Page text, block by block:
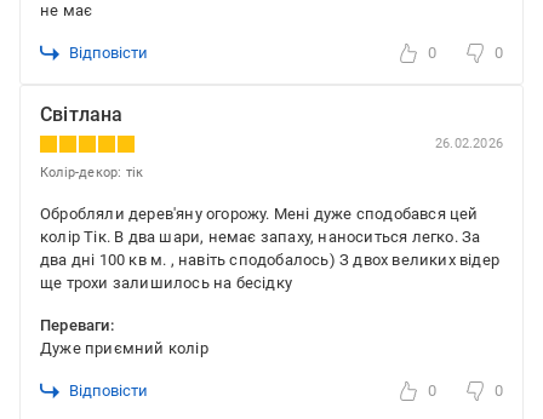
не має
Відповісти 0 0
Світлана
26.02.2026
Колір-декор: тік
Обробляли дерев'яну огорожу. Мені дуже сподобався цей
колір Тік. В два шари, немає запаху, наноситься легко. За
два дні 100 кв м. , навіть сподобалось) З двох великих відер
ще трохи залишилось на бесідку
Переваги:
Дуже приємний колір
Відповісти 0 0